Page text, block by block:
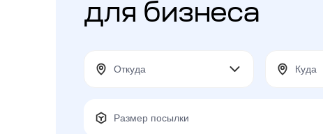
для бизнеса
Размер посылки